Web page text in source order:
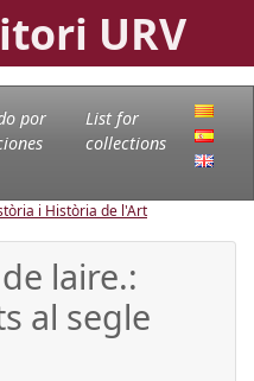
URV
por
List for
collections
i Història de l'Art
laire.:
al segle